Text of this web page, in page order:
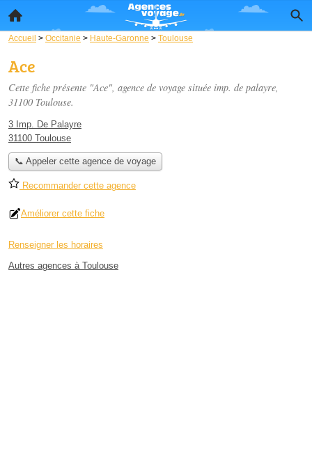
Accueil > Occitanie > Haute-Garonne > Toulouse
Ace
Cette fiche présente "Ace", agence de voyage située imp. de palayre,
31100 Toulouse.
3 Imp. De Palayre
31100 Toulouse
📞 Appeler cette agence de voyage
Recommander cette agence
Améliorer cette fiche
Renseigner les horaires
Autres agences à Toulouse